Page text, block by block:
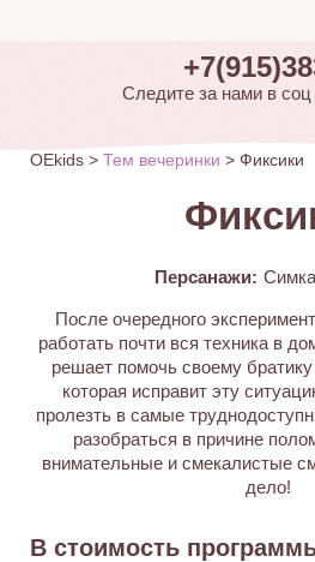
Следите за нами в соц
OEkids > Тем вечеринки > Фиксики
Персанажи:
После очередного
работать почти вся техника в
решает помочь своему
которая исправит эту
пролезть в самые
разобраться в причине
внимательные и смекалистые
дело!
В стоимость